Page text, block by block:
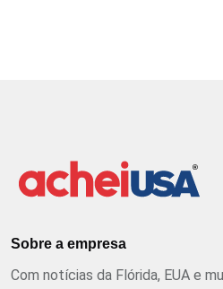
Sobre a empresa
Com notícias da Flórida, EUA e